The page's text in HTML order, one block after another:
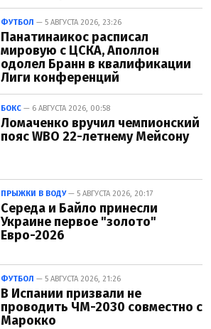
ФУТБОЛ — 5 АВГУСТА 2026, 23:26
Панатинаикос расписал
мировую с ЦСКА, Аполлон
одолел Бранн в квалификации
Лиги конференций
БОКС — 6 АВГУСТА 2026, 00:58
Ломаченко вручил чемпионский
пояс WBO 22-летнему Мейсону
ПРЫЖКИ В ВОДУ— 5 АВГУСТА 2026, 20:17
Середа и Байло принесли
Украине первое "золото"
Евро-2026
ФУТБОЛ — 5 АВГУСТА 2026, 21:26
В Испании призвали не
проводить ЧМ-2030 совместно с
Марокко